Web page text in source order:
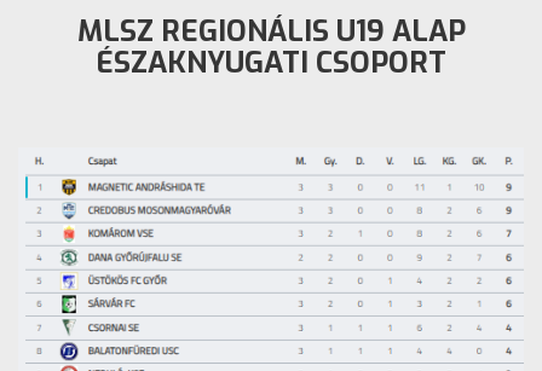
MLSZ REGIONÁLIS U19 ALAP
ÉSZAKNYUGATI CSOPORT